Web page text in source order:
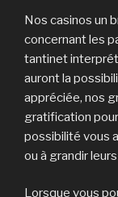
Nos casinos un
concernant les
tantinet
auront la
appréciée, nos
gratification
possibilité vous
ou à grandir
Lorsque vous